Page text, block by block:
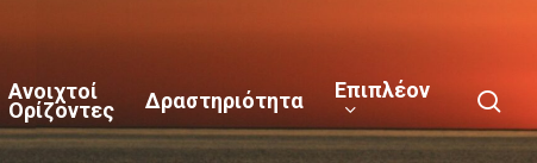
Ανοιχτοί
Ορίζοντες Δραστηριότητα Επιπλέον